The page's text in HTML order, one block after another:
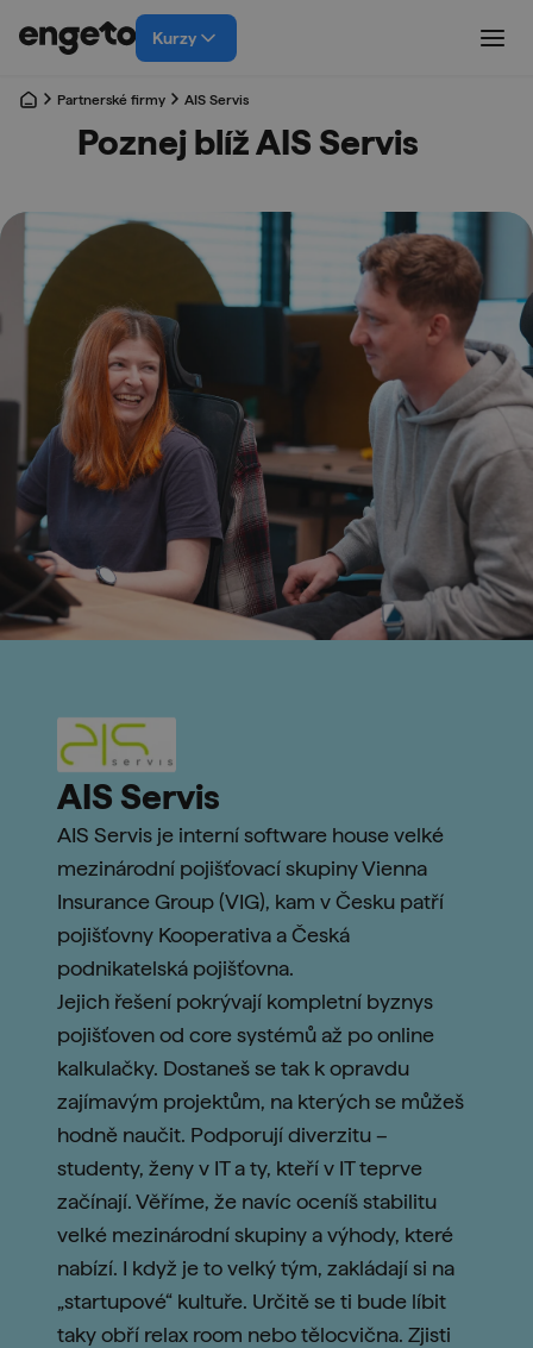
Kurzy
Partnerské firmy AIS Servis
Poznej blíž AIS Servis
AIS Servis
AIS Servis je interní software house velké
mezinárodní pojišťovací skupiny Vienna
Insurance Group (VIG), kam v Česku patří
pojišťovny Kooperativa a Česká
podnikatelská pojišťovna.
Jejich řešení pokrývají kompletní byznys
pojišťoven od core systémů až po online
kalkulačky. Dostaneš se tak k opravdu
zajímavým projektům, na kterých se můžeš
hodně naučit. Podporují diverzitu –
studenty, ženy v IT a ty, kteří v IT teprve
začínají. Věříme, že navíc oceníš stabilitu
velké mezinárodní skupiny a výhody, které
nabízí. I když je to velký tým, zakládají si na
„startupové“ kultuře. Určitě se ti bude líbit
taky obří relax room nebo tělocvična. Zjisti